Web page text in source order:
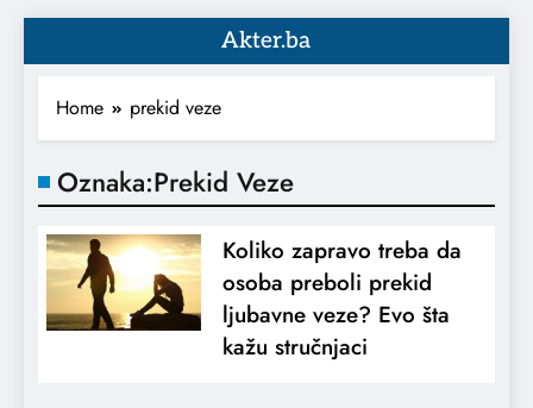
Akter.ba
Home prekid veze
Oznaka:Prekid Veze
Koliko zapravo treba da
osoba preboli prekid
ljubavne veze? Evo šta
kažu stručnjaci